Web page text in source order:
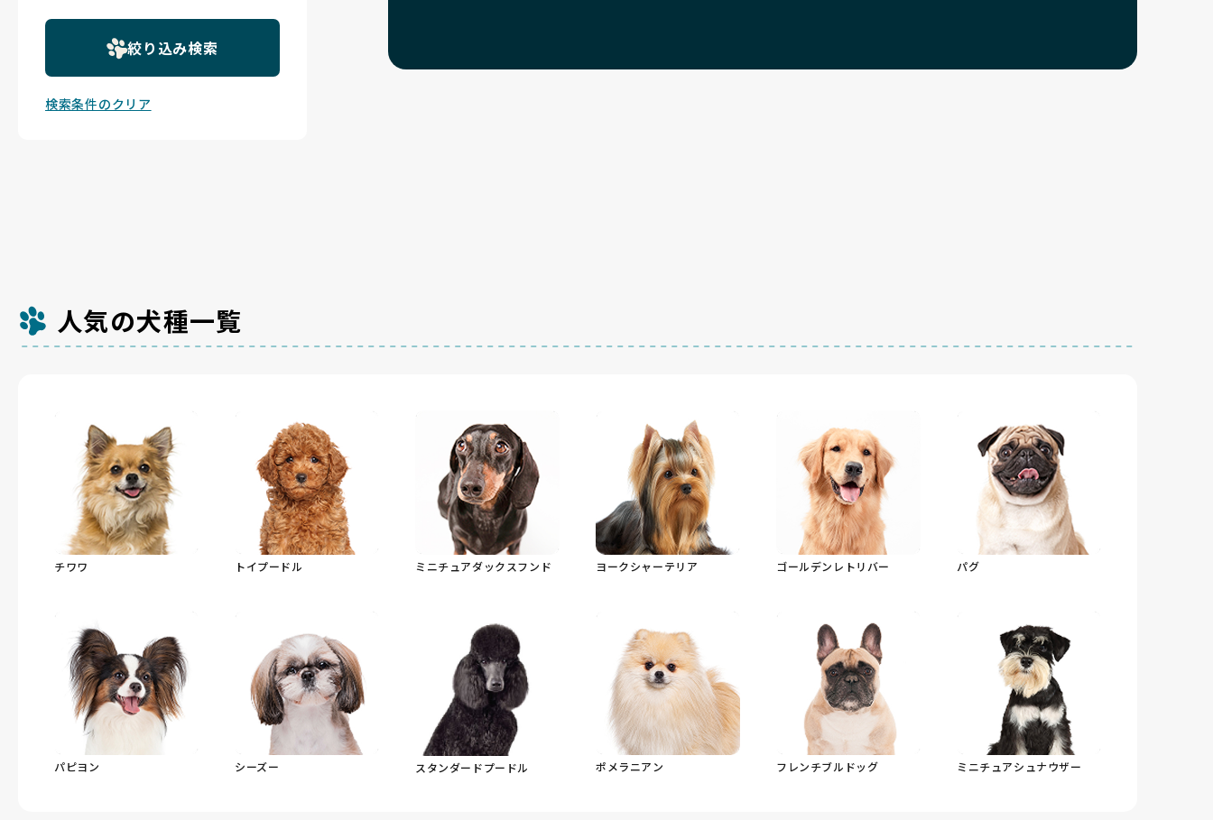
絞り込み検索
検索条件のクリア
人気の犬種一覧
チワワ トイプードル ミニチュアダックスフンド ヨークシャーテリア ゴールデンレトリバー パグ
パピヨン シーズー スタンダードプードル ポメラニアン フレンチブルドッグ ミニチュアシュナウザー